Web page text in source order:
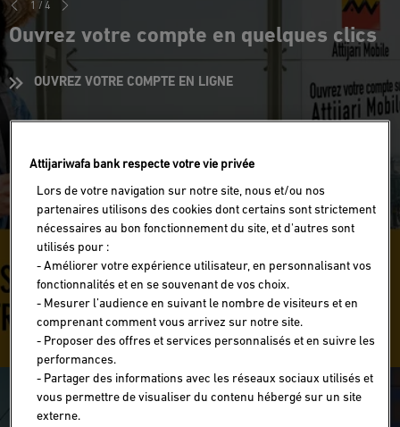
1 / 4
Ouvrez votre compte en quelques clics
OUVREZ VOTRE COMPTE EN LIGNE
Attijariwafa bank respecte votre vie privée
Lors de votre navigation sur notre site, nous et/ou nos
partenaires utilisons des cookies dont certains sont strictement
nécessaires au bon fonctionnement du site, et d'autres sont
utilisés pour :
- Améliorer votre expérience utilisateur, en personnalisant vos
fonctionnalités et en se souvenant de vos choix.
- Mesurer l’audience en suivant le nombre de visiteurs et en
comprenant comment vous arrivez sur notre site.
- Proposer des offres et services personnalisés et en suivre les
performances.
- Partager des informations avec les réseaux sociaux utilisés et
vous permettre de visualiser du contenu hébergé sur un site
externe.